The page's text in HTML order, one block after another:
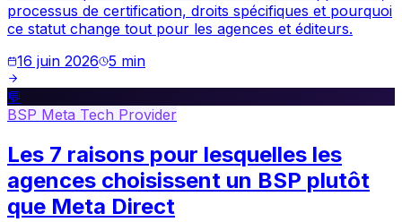
processus de certification, droits spécifiques et pourquoi
ce statut change tout pour les agences et éditeurs.
16 juin 2026 5 min
💬
BSP Meta Tech Provider
Les 7 raisons pour lesquelles les
agences choisissent un BSP plutôt
que Meta Direct